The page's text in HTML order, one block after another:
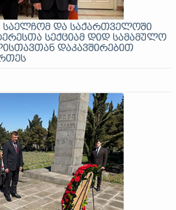
საელჩომ და საქართველოში
სექციამ დიდ სამამულო
დაკავშირებით